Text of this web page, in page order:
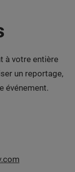
à votre entière
un reportage,
événement.